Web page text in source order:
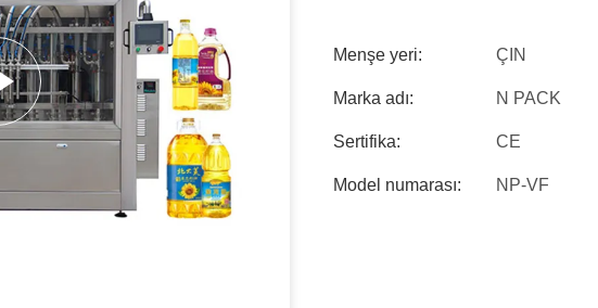
Menşe yeri: ÇIN
Marka adı: N PACK
Sertifika: CE
Model numarası: NP-VF